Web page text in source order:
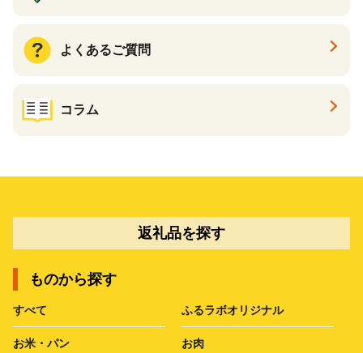
よくあるご質問
コラム
返礼品を探す
ものから探す
すべて ふるラボオリジナル
お米・パン お肉